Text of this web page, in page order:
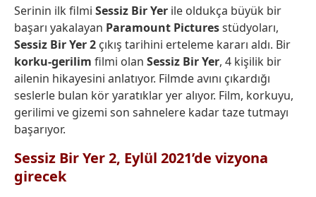
Serinin ilk filmi Sessiz Bir Yer ile oldukça büyük bir
başarı yakalayan Paramount Picturesstüdyoları,
Sessiz Bir Yer 2 çıkış tarihini erteleme kararı aldı. Bir
korku-gerilim filmi olan Sessiz Bir Yer, 4 kişilik bir
ailenin hikayesini anlatıyor. Filmde avını çıkardığı
seslerle bulan kör yaratıklar yer alıyor. Film, korkuyu,
gerilimi ve gizemi son sahnelere kadar taze tutmayı
başarıyor.
Sessiz Bir Yer 2, Eylül 2021’de vizyona
girecek